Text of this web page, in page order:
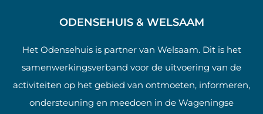
ODENSEHUIS & WELSAAM
Het Odensehuis is partner van Welsaam. Dit is het
samenwerkingsverband voor de uitvoering van de
activiteiten op het gebied van ontmoeten, informeren,
ondersteuning en meedoen in de Wageningse